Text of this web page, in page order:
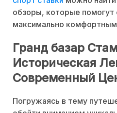
обзоры, которые помогут
максимально
Гранд базар
Историческая
Современный
Погружаясь в тему